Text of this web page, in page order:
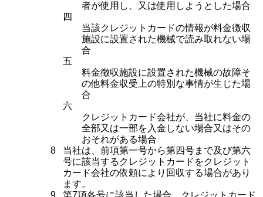
者が使用し、又は使用しようとした場合
四
当該クレジットカードの情報が料金徴収
施設に設置された機械で読み取れない場
合
五
料金徴収施設に設置された機械の故障そ
の他料金収受上の特別な事情が生じた場
合
六
クレジットカード会社が、当社に料金の
全部又は一部を入金しない場合又はその
おそれがある場合
8 当社は、前項第一号から第四号まで及び第六
号に該当するクレジットカードをクレジット
カード会社の依頼により回収する場合があり
ます。
9 第7項各号に該当した場合、クレジットカード